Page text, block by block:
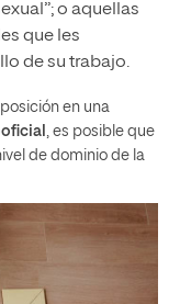
o aquellas
que les
de su trabajo.
en una
, es posible que
de dominio de la